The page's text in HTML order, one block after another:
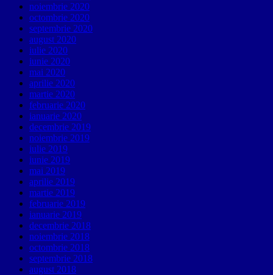
noiembrie 2020
octombrie 2020
septembrie 2020
august 2020
iulie 2020
iunie 2020
mai 2020
aprilie 2020
martie 2020
februarie 2020
ianuarie 2020
decembrie 2019
noiembrie 2019
iulie 2019
iunie 2019
mai 2019
aprilie 2019
martie 2019
februarie 2019
ianuarie 2019
decembrie 2018
noiembrie 2018
octombrie 2018
septembrie 2018
august 2018